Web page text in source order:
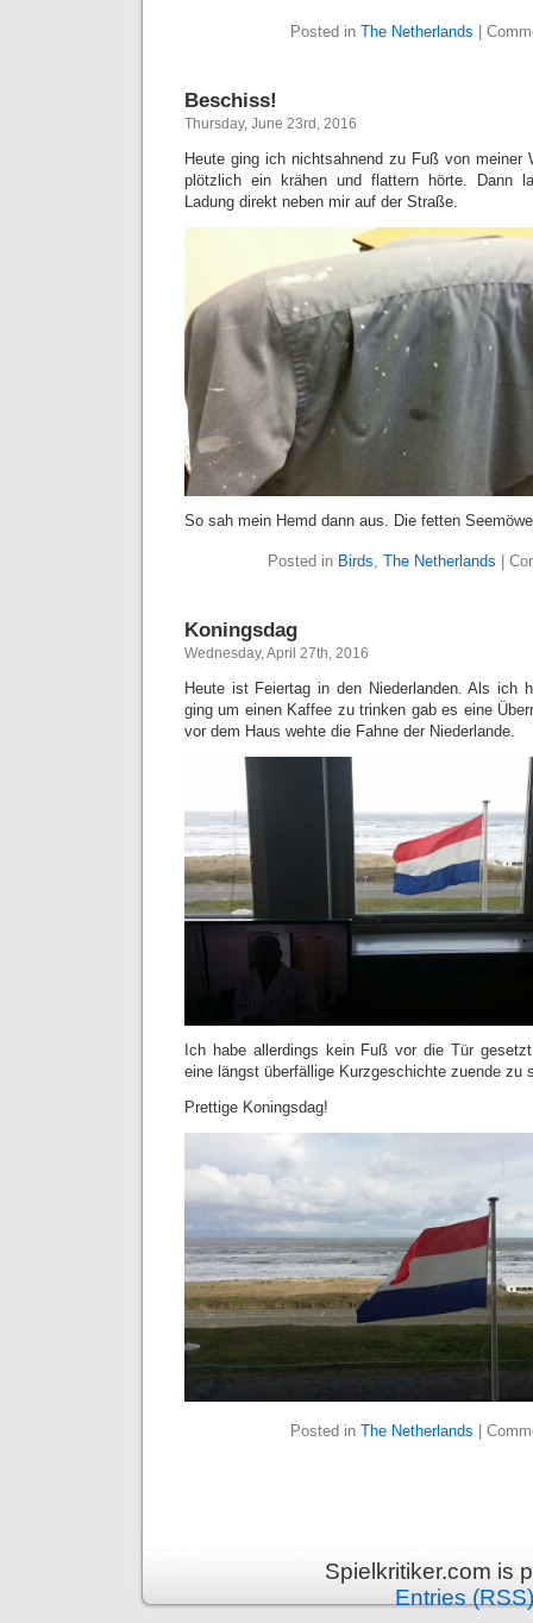
Posted in The Netherlands
Beschiss!
Thursday, June 23rd, 2016
Heute ging ich nichtsahnend zu Fuß von meiner
plötzlich ein krähen und flattern hörte. Dann
Ladung direkt neben mir auf der Straße.
So sah mein Hemd dann aus. Die fetten
Posted in Birds, The Netherlands
Koningsdag
Wednesday, April 27th, 2016
Heute ist Feiertag in den Niederlanden. Als ich
ging um einen Kaffee zu trinken gab es eine
vor dem Haus wehte die Fahne der Niederlande.
Ich habe allerdings kein Fuß vor die Tür
eine längst überfällige Kurzgeschichte zuende zu
Prettige Koningsdag!
Posted in The Netherlands
Spielkritiker.com is
Entries (RSS)